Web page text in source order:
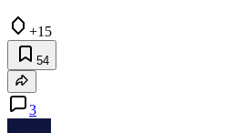
+15
54
3